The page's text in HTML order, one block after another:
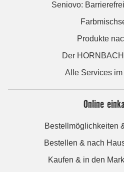
Seniovo:
Produkte
Der
Alle Services
Online
Bestellmöglichkeiten
Bestellen & nach
Kaufen & in den